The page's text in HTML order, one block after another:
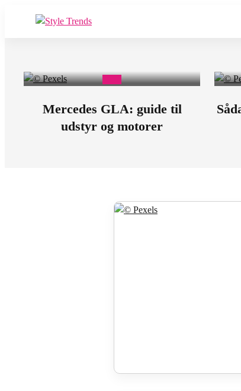
r
Mercedes GLA: guide til
udstyr og motorer